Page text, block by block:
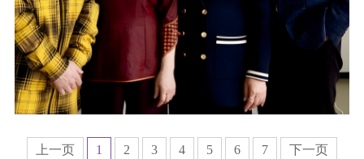
上一页 1 2 3 4 5 6 7 下一页